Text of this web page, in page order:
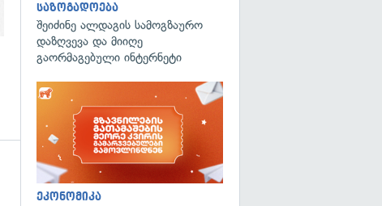
საზოგადოება
შეიძინე ალდაგის სამოგზაურო
დაზღვევა და მიიღე
გაორმაგებული ინტერნეტი
ეკონომიკა